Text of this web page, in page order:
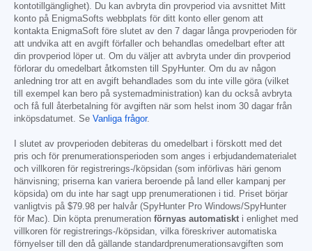
kontotillgänglighet). Du kan avbryta din provperiod via avsnittet Mitt
konto på EnigmaSofts webbplats för ditt konto eller genom att
kontakta EnigmaSoft före slutet av den 7 dagar långa provperioden för
att undvika att en avgift förfaller och behandlas omedelbart efter att
din provperiod löper ut. Om du väljer att avbryta under din provperiod
förlorar du omedelbart åtkomsten till SpyHunter. Om du av någon
anledning tror att en avgift behandlades som du inte ville göra (vilket
till exempel kan bero på systemadministration) kan du också avbryta
och få full återbetalning för avgiften när som helst inom 30 dagar från
inköpsdatumet. Se Vanliga frågor.
I slutet av provperioden debiteras du omedelbart i förskott med det
pris och för prenumerationsperioden som anges i erbjudandematerialet
och villkoren för registrerings-/köpsidan (som införlivas häri genom
hänvisning; priserna kan variera beroende på land eller kampanj per
köpsida) om du inte har sagt upp prenumerationen i tid. Priset börjar
vanligtvis på $79.98 per halvår (SpyHunter Pro Windows/SpyHunter
för Mac). Din köpta prenumeration förnyas automatiskt i enlighet med
villkoren för registrerings-/köpsidan, vilka föreskriver automatiska
förnyelser till den då gällande standardprenumerationsavgiften som